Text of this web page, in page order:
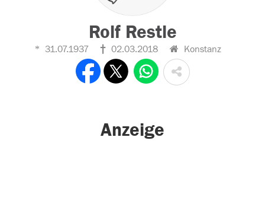
Rolf Restle
31.07.1937 02.03.2018 Konstanz
Anzeige